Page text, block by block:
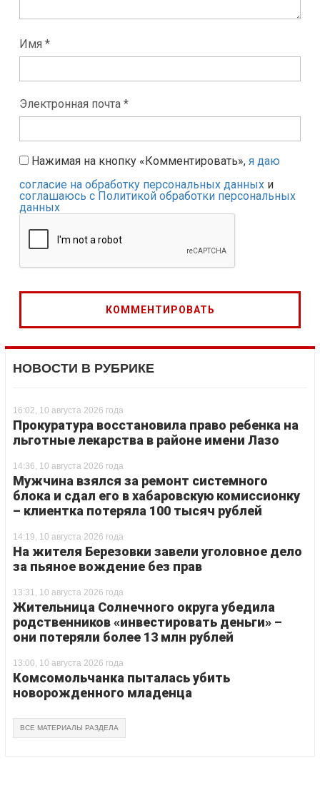
Имя *
Электронная почта *
Нажимая на кнопку «Комментировать», я даю
согласие на обработку персональных данных и
соглашаюсь с Политикой обработки персональных
данных
НОВОСТИ В РУБРИКЕ
16:02, 10 августа 2026 года
Прокуратура восстановила право ребенка на
льготные лекарства в районе имени Лазо
14:36, 10 августа 2026 года
Мужчина взялся за ремонт системного
блока и сдал его в хабаровскую комиссионку
– клиентка потеряла 100 тысяч рублей
14:19, 10 августа 2026 года
На жителя Березовки завели уголовное дело
за пьяное вождение без прав
13:31, 10 августа 2026 года
Жительница Солнечного округа убедила
родственников «инвестировать деньги» –
они потеряли более 13 млн рублей
13:00, 10 августа 2026 года
Комсомольчанка пыталась убить
новорожденного младенца
ВСЕ МАТЕРИАЛЫ РАЗДЕЛА